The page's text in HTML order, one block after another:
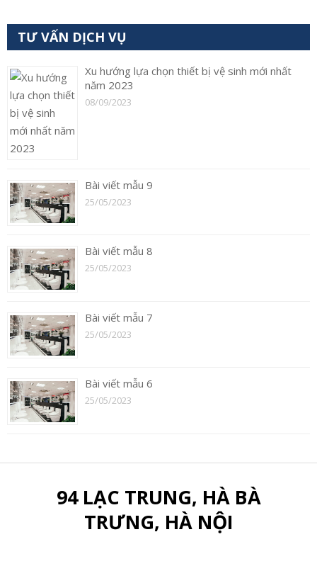
TƯ VẤN DỊCH VỤ
Xu hướng lựa chọn thiết bị vệ sinh mới nhất
năm 2023
08/09/2023
Bài viết mẫu 9
25/05/2023
Bài viết mẫu 8
25/05/2023
Bài viết mẫu 7
25/05/2023
Bài viết mẫu 6
25/05/2023
94 LẠC TRUNG, HÀ BÀ
TRƯNG, HÀ NỘI